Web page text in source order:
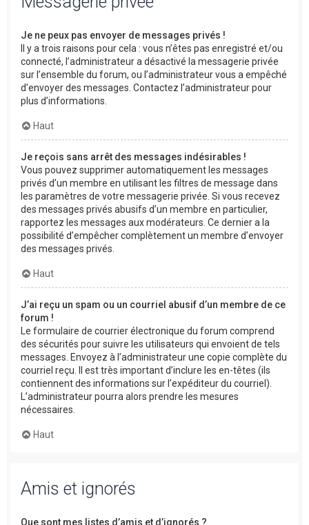
Je ne peux pas envoyer de messages privés !
Il y a trois raisons pour cela : vous n’êtes pas enregistré et/ou
connecté, l’administrateur a désactivé la messagerie privée
sur l’ensemble du forum, ou l’administrateur vous a empêché
d’envoyer des messages. Contactez l’administrateur pour
plus d’informations.
Haut
Je reçois sans arrêt des messages indésirables !
Vous pouvez supprimer automatiquement les messages
privés d’un membre en utilisant les filtres de message dans
les paramètres de votre messagerie privée. Si vous recevez
des messages privés abusifs d’un membre en particulier,
rapportez les messages aux modérateurs. Ce dernier a la
possibilité d’empêcher complètement un membre d’envoyer
des messages privés.
Haut
J’ai reçu un spam ou un courriel abusif d’un membre de ce
forum !
Le formulaire de courrier électronique du forum comprend
des sécurités pour suivre les utilisateurs qui envoient de tels
messages. Envoyez à l’administrateur une copie complète du
courriel reçu. Il est très important d’inclure les en-têtes (ils
contiennent des informations sur l’expéditeur du courriel).
L’administrateur pourra alors prendre les mesures
nécessaires.
Haut
Amis et ignorés
Que sont mes listes d’amis et d’ignorés ?